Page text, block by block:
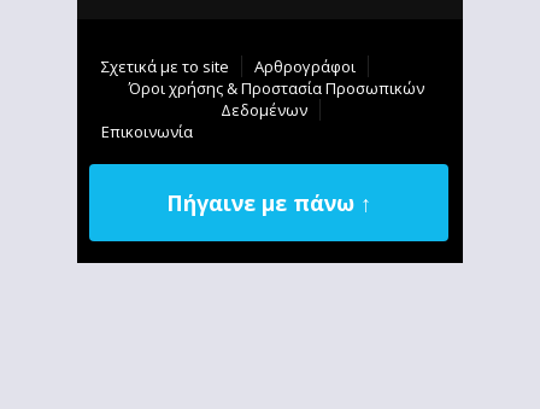
Σχετικά με το site
Αρθρογράφοι
Όροι χρήσης & Προστασία Προσωπικών
Δεδομένων
Επικοινωνία
Πήγαινε με πάνω ↑